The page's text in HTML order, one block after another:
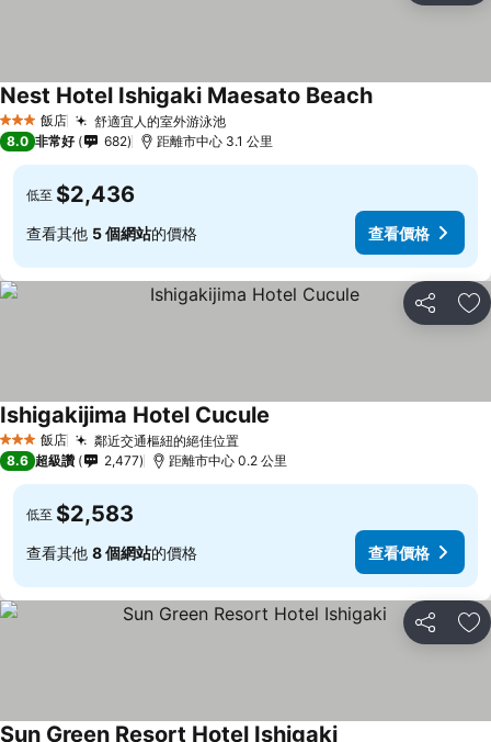
3 星級 飯店 舒適宜人的室外游泳池
Nest Hotel Ishigaki Maesato Beach
8.0 非常好 682 距離市中心 3.1 公里
低至 $2,436
查看其他 5 個網站的價格 查看價格
分享 加
3 星級 飯店 鄰近交通樞紐的絕佳位置
Ishigakijima Hotel Cucule
8.6 超級讚 2,477 距離市中心 0.2 公里
低至 $2,583
查看其他 8 個網站的價格 查看價格
分享 加
Sun Green Resort Hotel Ishigaki